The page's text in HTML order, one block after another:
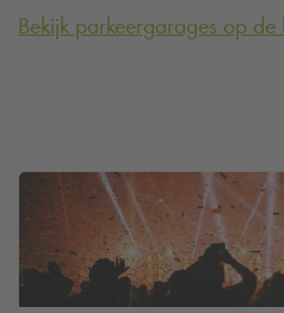
Bekijk parkeergarages op de